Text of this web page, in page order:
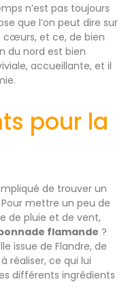
n’est pas toujours
que l’on peut dire sur
cœurs, et ce, de bien
du nord est bien
accueillante, et il
pour la
de trouver un
mettre un peu de
de pluie et de vent,
flamande ?
issue de Flandre, de
réaliser, ce qui lui
différents ingrédients